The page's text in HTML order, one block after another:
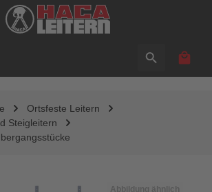
Ortsfeste Leitern
Steigleitern
Abbildung ähnlich